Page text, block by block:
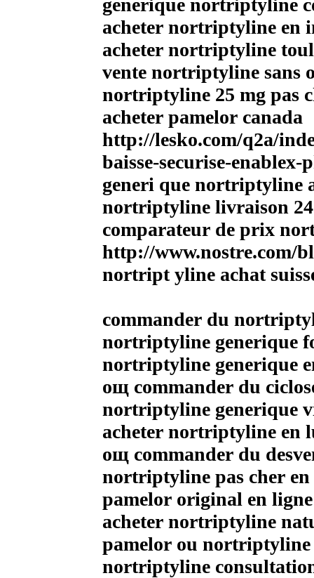
generique nortriptyline
acheter nortriptyline en
acheter nortriptyline
vente nortriptyline sans
nortriptyline 25 mg pas
acheter pamelor canada
http://lesko.com/q2a/
baisse-securise-
generi que nortriptyline
nortriptyline livraison 24
comparateur de prix
http://www.nostre.com/
nortript yline achat
commander du
nortriptyline generique
nortriptyline generique
oщ commander du
nortriptyline generique
acheter nortriptyline en
oщ commander du
nortriptyline pas cher
pamelor original en ligne
acheter nortriptyline
pamelor ou
nortriptyline